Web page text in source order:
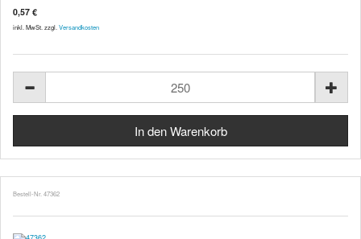
0,57 €
inkl. MwSt. zzgl. Versandkosten
Bestell-Nr. 47362